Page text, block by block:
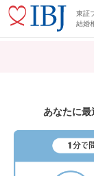
東証
結婚
あなたに最